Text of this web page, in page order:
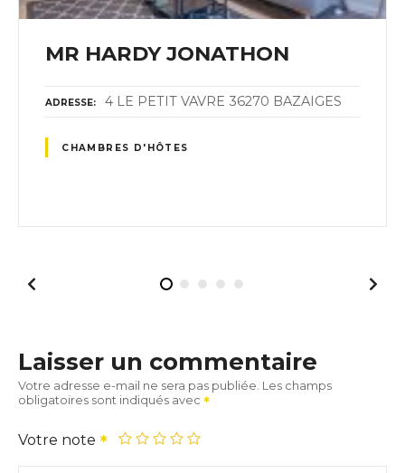
MR HARDY JONATHON
ADRESSE 4 LE PETIT VAVRE 36270 BAZAIGES
CHAMBRES D'HÔTES
Laisser un commentaire
Votre adresse e-mail ne sera pas publiée. Les champs
obligatoires sont indiqués avec
Votre note